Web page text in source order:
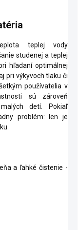
teplej vody
studenej a teplej
hľadaní optimálnej
pri výkyvoch tlaku či
používatelia v
sú zároveň
detí. Pokiaľ
problém: len je
a ľahké čistenie -